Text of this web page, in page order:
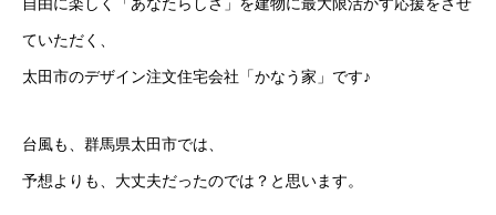
CONTACT
お問い合わせ
ていただく、
太田市のデザイン注文住宅会社「かなう家」です♪
台風も、群馬県太田市では、
予想よりも、大丈夫だったのでは？と思います。